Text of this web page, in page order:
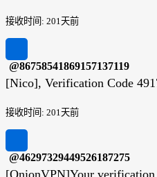
接收时间: 201天前
@86758541869157137119
[Nico], Verification Code
接收时间: 201天前
@46297329449526187275